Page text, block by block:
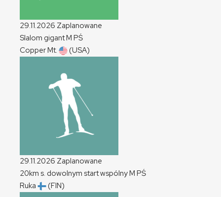
29.11.2026 Zaplanowane
Slalom gigantM PŚ
Copper Mt.
(USA)
29.11.2026 Zaplanowane
20km s. dowolnym start wspólnyM PŚ
Ruka
(FIN)